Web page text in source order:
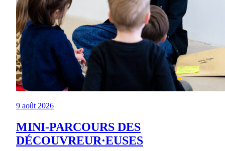
9 août 2026
MINI-PARCOURS DES
DÉCOUVREUR·EUSES